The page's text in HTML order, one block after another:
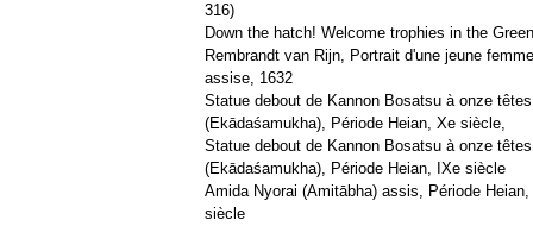
316)
Down the hatch! Welcome trophies in the
Rembrandt van Rijn, Portrait d'une jeune femme
assise, 1632
Statue debout de Kannon Bosatsu à onze têtes
(Ekādaśamukha), Période Heian, Xe siècle,
Statue debout de Kannon Bosatsu à onze têtes
(Ekādaśamukha), Période Heian, IXe siècle
Amida Nyorai (Amitābha) assis, Période
siècle